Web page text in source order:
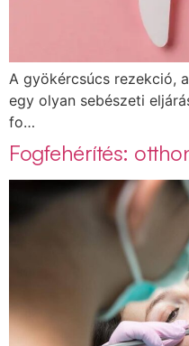
A gyökércsúcs rezekció,
egy olyan sebészeti
fo…
Fogfehérítés: